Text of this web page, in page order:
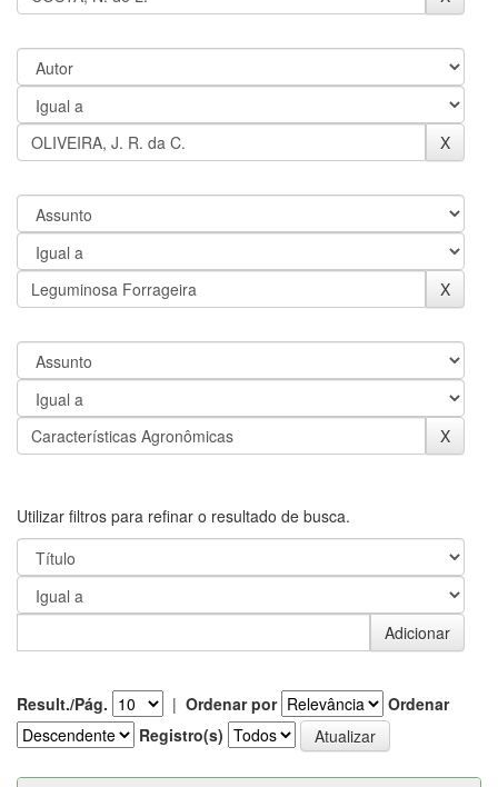
Utilizar filtros para refinar o resultado de busca.
Result./Pág. | Ordenar por
Ordenar
Registro(s)